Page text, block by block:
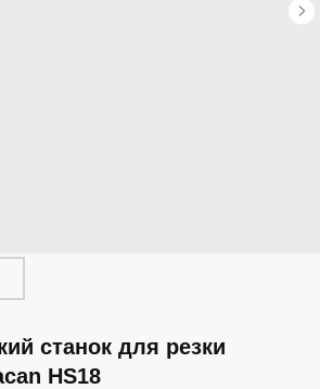
станок для резки
HS18